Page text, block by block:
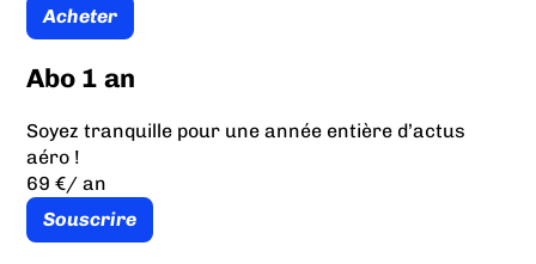
Acheter
Abo 1 an
Soyez tranquille pour une année entière d’actus
aéro !
69 €/ an
Souscrire